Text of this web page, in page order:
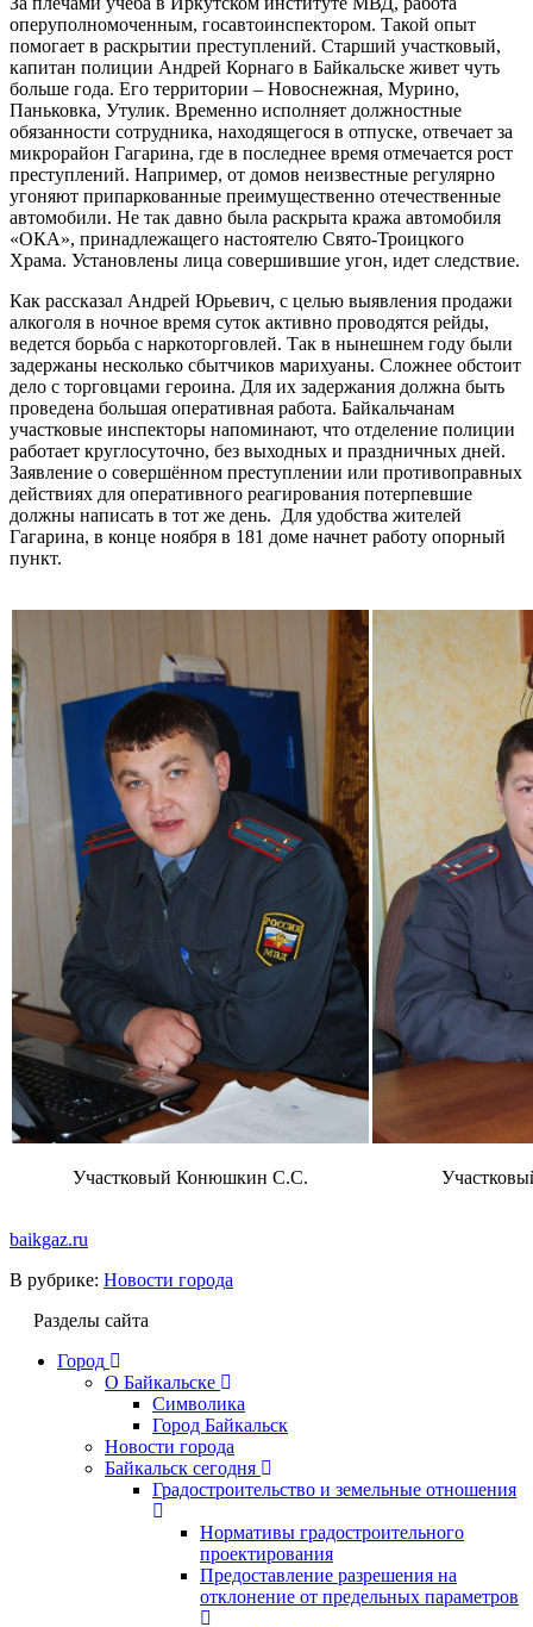
оперуполномоченным, госавтоинспектором. Такой опыт
помогает в раскрытии преступлений. Старший участковый,
капитан полиции Андрей Корнаго в Байкальске живет чуть
больше года. Его территории – Новоснежная, Мурино,
Паньковка, Утулик. Временно исполняет должностные
обязанности сотрудника, находящегося в отпуске, отвечает за
микрорайон Гагарина, где в последнее время отмечается рост
преступлений. Например, от домов неизвестные регулярно
угоняют припаркованные преимущественно отечественные
автомобили. Не так давно была раскрыта кража автомобиля
«ОКА», принадлежащего настоятелю Свято-Троицкого
Храма. Установлены лица совершившие угон, идет следствие.
Как рассказал Андрей Юрьевич, с целью выявления продажи
алкоголя в ночное время суток активно проводятся рейды,
ведется борьба с наркоторговлей. Так в нынешнем году были
задержаны несколько сбытчиков марихуаны. Сложнее обстоит
дело с торговцами героина. Для их задержания должна быть
проведена большая оперативная работа. Байкальчанам
участковые инспекторы напоминают, что отделение полиции
работает круглосуточно, без выходных и праздничных дней.
Заявление о совершённом преступлении или противоправных
действиях для оперативного реагирования потерпевшие
должны написать в тот же день. Для удобства жителей
Гагарина, в конце ноября в 181 доме начнет работу опорный
пункт.
Участковый Конюшкин С.С.
baikgaz.ru
В рубрике: Новости города
Разделы сайта
Город
О Байкальске
Символика
Город Байкальск
Новости города
Байкальск сегодня
Градостроительство и земельные отношения
Нормативы градостроительного
проектирования
Предоставление разрешения на
отклонение от предельных параметров